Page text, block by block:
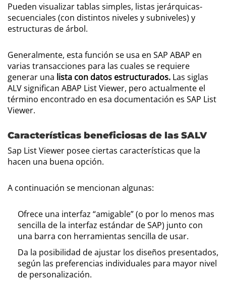
Pueden visualizar tablas simples, listas jerárquicas-
secuenciales (con distintos niveles y subniveles) y
estructuras de árbol.
Generalmente, esta función se usa en SAP ABAP en
varias transacciones para las cuales se requiere
generar una lista con datos estructurados. Las siglas
ALV significan ABAP List Viewer, pero actualmente el
término encontrado en esa documentación es SAP List
Viewer.
Características beneficiosas de las SALV
Sap List Viewer posee ciertas características que la
hacen una buena opción.
A continuación se mencionan algunas:
Ofrece una interfaz “amigable” (o por lo menos mas
sencilla de la interfaz estándar de SAP) junto con
una barra con herramientas sencilla de usar.
Da la posibilidad de ajustar los diseños presentados,
según las preferencias individuales para mayor nivel
de personalización.